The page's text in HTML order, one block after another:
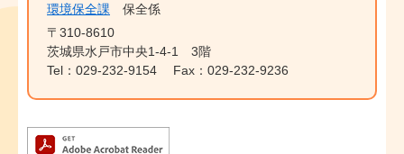
環境保全課
保全係
〒310-8610
茨城県水戸市中央1-4-1 3階
Tel：029-232-9154
Fax：029-232-9236